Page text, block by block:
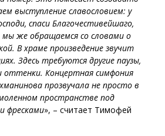
выступление славословием: у
спаси Благочестивейшаго,
же обращаемся со словами о
В храме произведение звучит
Здесь требуются другие паузы,
оттенки. Концертная симфония
прозвучала не просто в
пространстве под
фресками», – считает Тимофей